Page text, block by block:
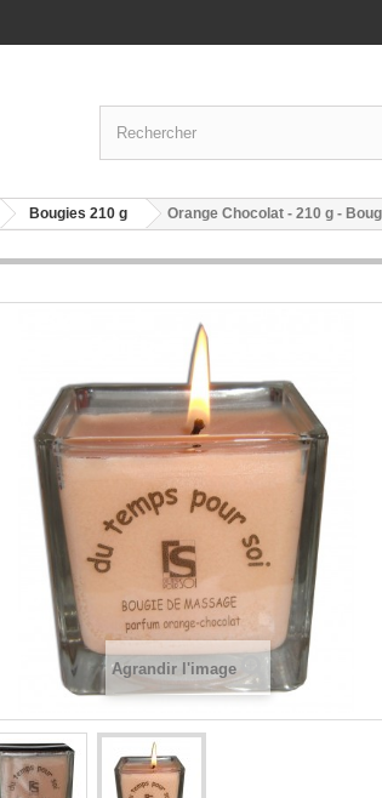
Bougies 210 g Orange Chocolat - 210 g -
Agrandir l'image